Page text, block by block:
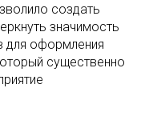
создать
значимость
для оформления
существенно